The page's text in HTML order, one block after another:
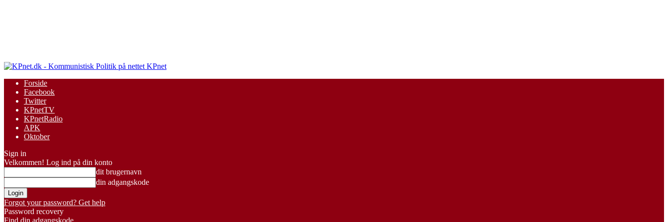
KPnet
Forside
Facebook
Twitter
KPnetTV
KPnetRadio
APK
Oktober
Sign in
Velkommen! Log ind på din konto
dit brugernavn
din adgangskode
Forgot your password? Get help
Password recovery
Find din adgangskode